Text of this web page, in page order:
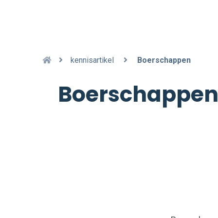
kennisartikel Boerschappen
Boerschappen